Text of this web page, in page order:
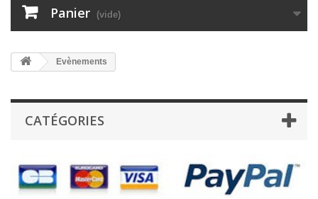
Panier (vide)
Evènements
CATÉGORIES